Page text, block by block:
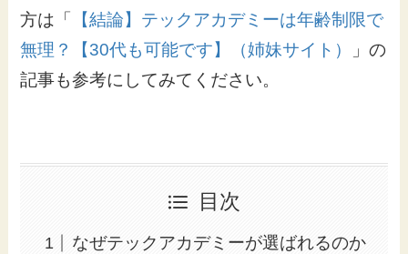
方は「
【結論】テックアカデミーは年齢制限で
無理？【30代も可能です】（姉妹サイト）
」の
記事も参考にしてみてください。
目次
なぜテックアカデミーが選ばれるのか